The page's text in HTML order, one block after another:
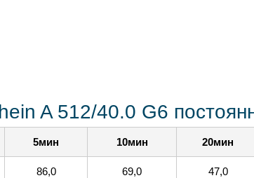
A 512/40.0 G6
5мин 10мин 20мин
86,0 69,0 47,0